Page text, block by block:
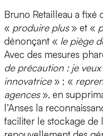
Bruno Retailleau a
« produire plus» et «
dénonçant « le piège
Avec des mesures
de précaution : je
innovatrice» ; «
agences », en
l’Anses la
faciliter le stockage de